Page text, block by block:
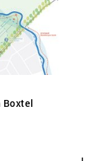
Boxtel